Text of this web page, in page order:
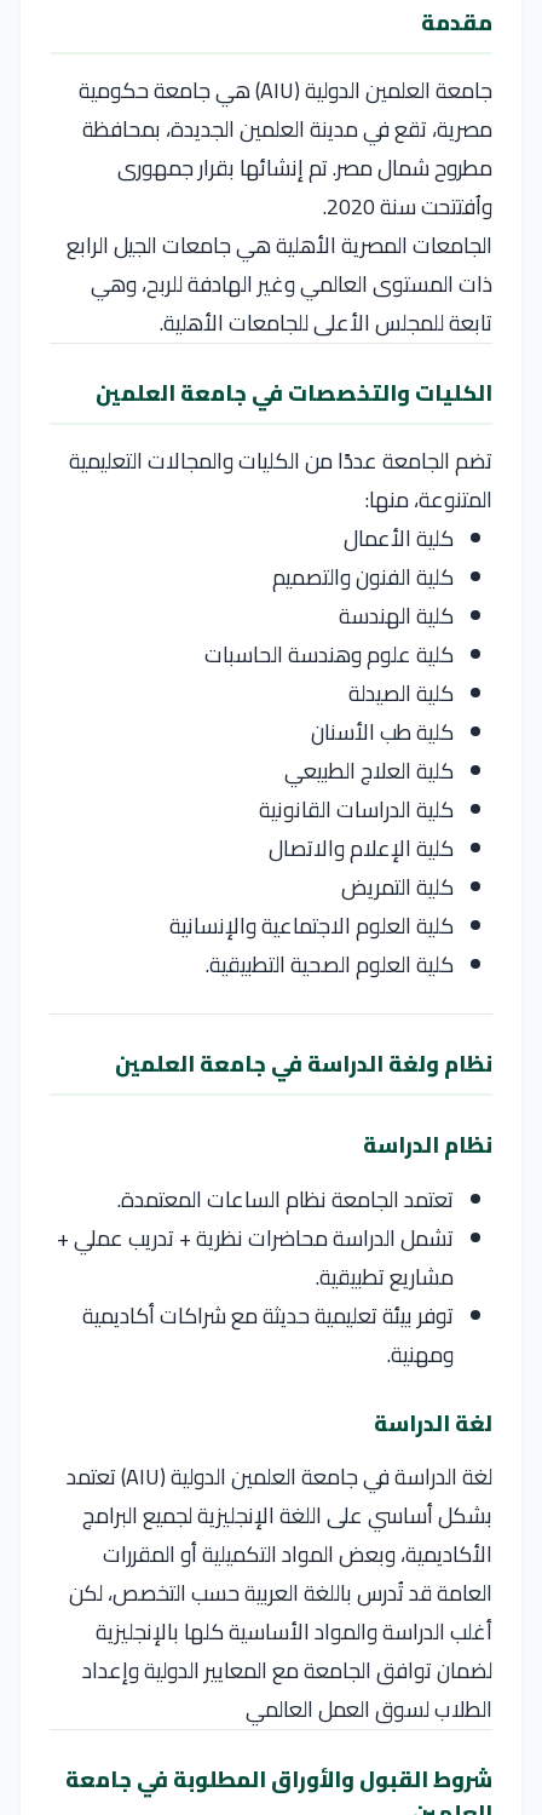
مقدمة
جامعة العلمين الدولية (AIU) هي جامعة حكومية
مصرية، تقع في مدينة العلمين الجديدة، بمحافظة
مطروح شمال مصر. تم إنشائها بقرار جمهورى
واُفتتحت سنة 2020.
الجامعات المصرية الأهلية هي جامعات الجيل الرابع
ذات المستوى العالمي وغير الهادفة للربح، وهي
تابعة للمجلس الأعلى للجامعات الأهلية.
الكليات والتخصصات في جامعة العلمين
تضم الجامعة عددًا من الكليات والمجالات التعليمية
المتنوعة، منها:
كلية الأعمال
كلية الفنون والتصميم
كلية الهندسة
كلية علوم وهندسة الحاسبات
كلية الصيدلة
كلية طب الأسنان
كلية العلاج الطبيعي
كلية الدراسات القانونية
كلية الإعلام والاتصال
كلية التمريض
كلية العلوم الاجتماعية والإنسانية
كلية العلوم الصحية التطبيقية.
نظام ولغة الدراسة في جامعة العلمين
نظام الدراسة
تعتمد الجامعة نظام الساعات المعتمدة.
تشمل الدراسة محاضرات نظرية + تدريب عملي +
مشاريع تطبيقية.
توفر بيئة تعليمية حديثة مع شراكات أكاديمية
ومهنية.
لغة الدراسة
لغة الدراسة في جامعة العلمين الدولية (AIU) تعتمد
بشكل أساسي على اللغة الإنجليزية لجميع البرامج
الأكاديمية، وبعض المواد التكميلية أو المقررات
العامة قد تُدرس باللغة العربية حسب التخصص، لكن
أغلب الدراسة والمواد الأساسية كلها بالإنجليزية
لضمان توافق الجامعة مع المعايير الدولية وإعداد
الطلاب لسوق العمل العالمي
شروط القبول والأوراق المطلوبة في جامعة